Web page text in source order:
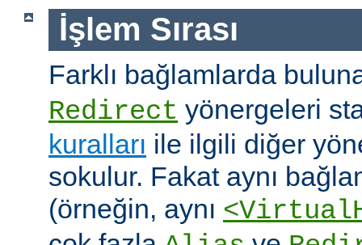
İşlem Sırası
Farklı bağlamlarda
Redirect yönergeleri
kuralları ile ilgili diğer
sokulur. Fakat aynı
(örneğin, aynı